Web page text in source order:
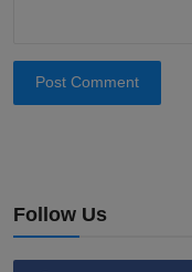
Post Comment
Follow Us